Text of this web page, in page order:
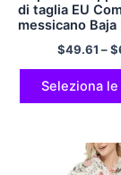
di taglia EU
messicano Baja
cappuccio
Pullover Felpe
cappuccio in
uomo e donna
$49.61 –$
Seleziona